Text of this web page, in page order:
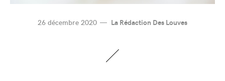
26 décembre 2020 La Rédaction Des Louves